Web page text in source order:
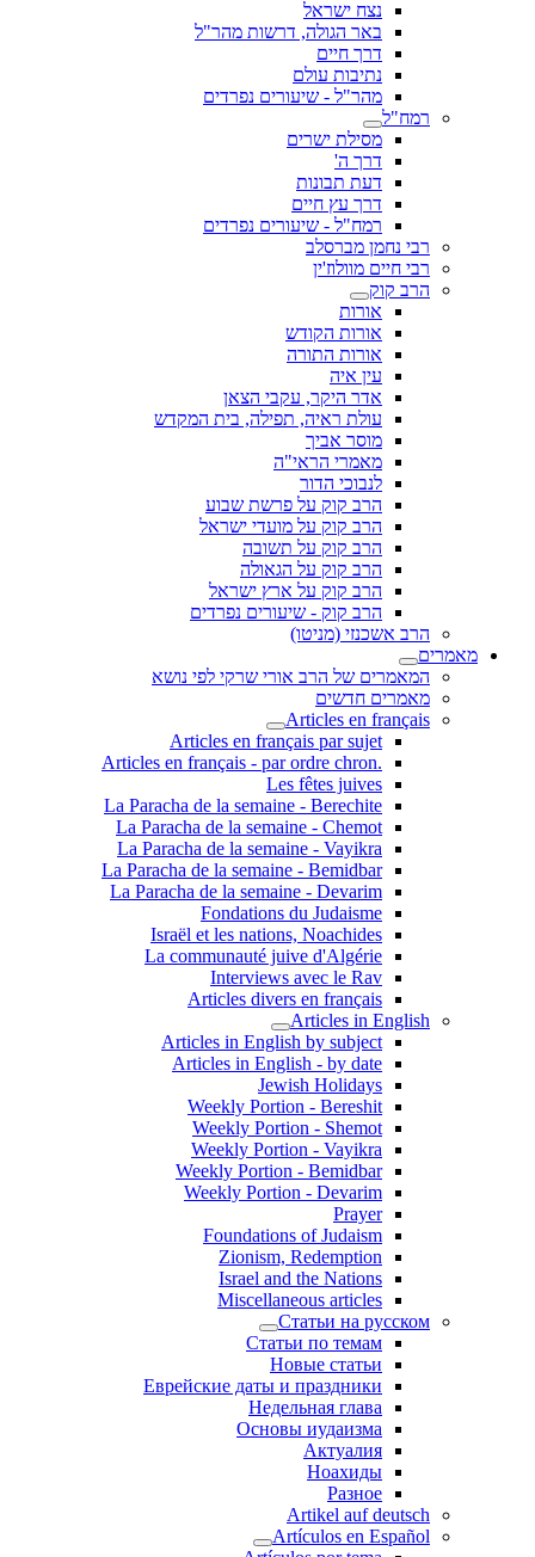
נצח ישראל
באר הגולה, דרשות מהר"ל
דרך חיים
נתיבות עולם
מהר"ל - שיעורים נפרדים
רמח"ל
מסילת ישרים
דרך ה'
דעת תבונות
דרך עץ חיים
רמח"ל - שיעורים נפרדים
רבי נחמן מברסלב
רבי חיים מוולוז'ין
הרב קוק
אורות
אורות הקודש
אורות התורה
עין איה
אדר היקר, עקבי הצאן
עולת ראיה, תפילה, בית המקדש
מוסר אביך
מאמרי הראי"ה
לנבוכי הדור
הרב קוק על פרשת שבוע
הרב קוק על מועדי ישראל
הרב קוק על תשובה
הרב קוק על הגאולה
הרב קוק על ארץ ישראל
הרב קוק - שיעורים נפרדים
הרב אשכנזי (מניטו)
מאמרים
המאמרים של הרב אורי שרקי לפי נושא
מאמרים חדשים
Articles en français
Articles en français par sujet
.Articles en français - par ordre chron
Les fêtes juives
La Paracha de la semaine - Berechite
La Paracha de la semaine - Chemot
La Paracha de la semaine - Vayikra
La Paracha de la semaine - Bemidbar
La Paracha de la semaine - Devarim
Fondations du Judaisme
Israël et les nations, Noachides
La communauté juive d'Algérie
Interviews avec le Rav
Articles divers en français
Articles in English
Articles in English by subject
Articles in English - by date
Jewish Holidays
Weekly Portion - Bereshit
Weekly Portion - Shemot
Weekly Portion - Vayikra
Weekly Portion - Bemidbar
Weekly Portion - Devarim
Prayer
Foundations of Judaism
Zionism, Redemption
Israel and the Nations
Miscellaneous articles
Статьи на русском
Статьи по темам
Новые статьи
Еврейские даты и праздники
Недельная глава
Основы иудаизма
Актуалия
Ноахиды
Разное
Artikel auf deutsch
Artículos en Español